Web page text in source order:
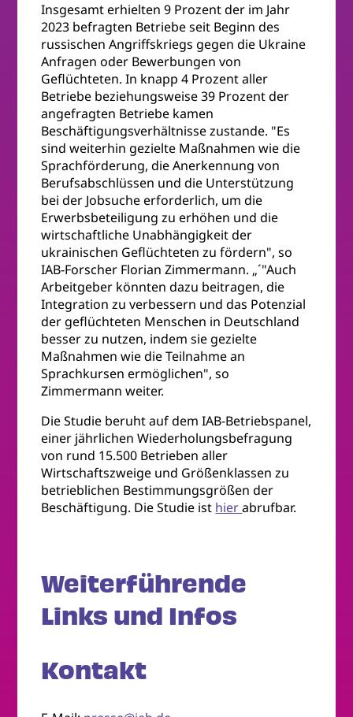
Insgesamt erhielten 9 Prozent der im Jahr
2023 befragten Betriebe seit Beginn des
russischen Angriffskriegs gegen die Ukraine
Anfragen oder Bewerbungen von
Geflüchteten. In knapp 4 Prozent aller
Betriebe beziehungsweise 39 Prozent der
angefragten Betriebe kamen
Beschäftigungsverhältnisse zustande. "Es
sind weiterhin gezielte Maßnahmen wie die
Sprachförderung, die Anerkennung von
Berufsabschlüssen und die Unterstützung
bei der Jobsuche erforderlich, um die
Erwerbsbeteiligung zu erhöhen und die
wirtschaftliche Unabhängigkeit der
ukrainischen Geflüchteten zu fördern", so
IAB-Forscher Florian Zimmermann. „´"Auch
Arbeitgeber könnten dazu beitragen, die
Integration zu verbessern und das Potenzial
der geflüchteten Menschen in Deutschland
besser zu nutzen, indem sie gezielte
Maßnahmen wie die Teilnahme an
Sprachkursen ermöglichen", so
Zimmermann weiter.
Die Studie beruht auf dem IAB-Betriebspanel,
einer jährlichen Wiederholungsbefragung
von rund 15.500 Betrieben aller
Wirtschaftszweige und Größenklassen zu
betrieblichen Bestimmungsgrößen der
Beschäftigung. Die Studie ist hierabrufbar.
Weiterführende
Links und Infos
Kontakt